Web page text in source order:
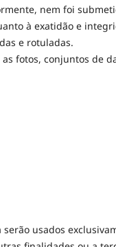
nem foi
à exatidão e
e rotuladas.
fotos, conjuntos de
usados